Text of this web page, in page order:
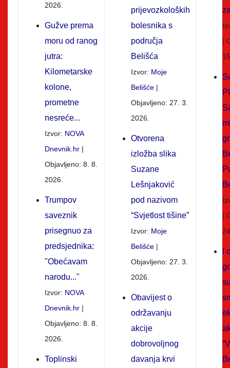
2026.
Gužve prema
moru od ranog
jutra:
Kilometarske
kolone,
prometne
nesreće...
Izvor: NOVA
Dnevnik.hr
Objavljeno: 8. 8.
2026.
Trumpov
saveznik
prisegnuo za
predsjednika:
"Obećavam
narodu..."
Izvor: NOVA
Dnevnik.hr
Objavljeno: 8. 8.
2026.
Toplinski
prijevozkoloških
bolesnika s
područja
Belišća
Izvor: Moje
Belišće
Objavljeno: 27. 3.
2026.
Otvorena
izložba slika
Suzane
Lešnjaković
pod nazivom
“Svjetlost tišine”
Izvor: Moje
Belišće
Objavljeno: 27. 3.
2026.
Obavijest o
održavanju
akcije
dobrovoljnog
davanja krvi
I